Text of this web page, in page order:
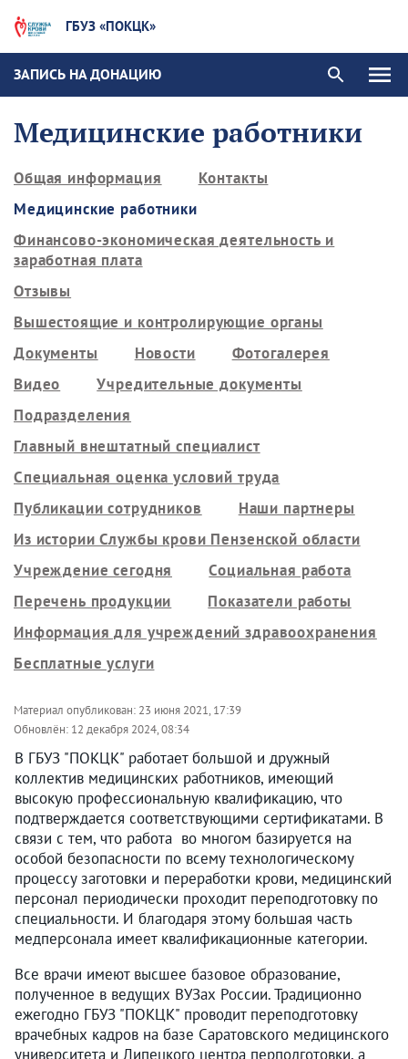
ГБУЗ «ПОКЦК»
ЗАПИСЬ НА ДОНАЦИЮ
Медицинские работники
Общая информация
Контакты
Медицинские работники
Финансово-экономическая деятельность и
заработная плата
Отзывы
Вышестоящие и контролирующие органы
Документы
Новости
Фотогалерея
Видео
Учредительные документы
Подразделения
Главный внештатный специалист
Специальная оценка условий труда
Публикации сотрудников
Наши партнеры
Из истории Службы крови Пензенской области
Учреждение сегодня
Социальная работа
Перечень продукции
Показатели работы
Информация для учреждений здравоохранения
Бесплатные услуги
Материал опубликован: 23 июня 2021, 17:39
Обновлён: 12 декабря 2024, 08:34
В ГБУЗ "ПОКЦК" работает большой и дружный
коллектив медицинских работников, имеющий
высокую профессиональную квалификацию, что
подтверждается соответствующими сертификатами. В
связи с тем, что работа во многом базируется на
особой безопасности по всему технологическому
процессу заготовки и переработки крови, медицинский
персонал периодически проходит переподготовку по
специальности. И благодаря этому большая часть
медперсонала имеет квалификационные категории.
Все врачи имеют высшее базовое образование,
полученное в ведущих ВУЗах России. Традиционно
ежегодно ГБУЗ "ПОКЦК" проводит переподготовку
врачебных кадров на базе Саратовского медицинского
университета и Липецкого центра перподготовки, а